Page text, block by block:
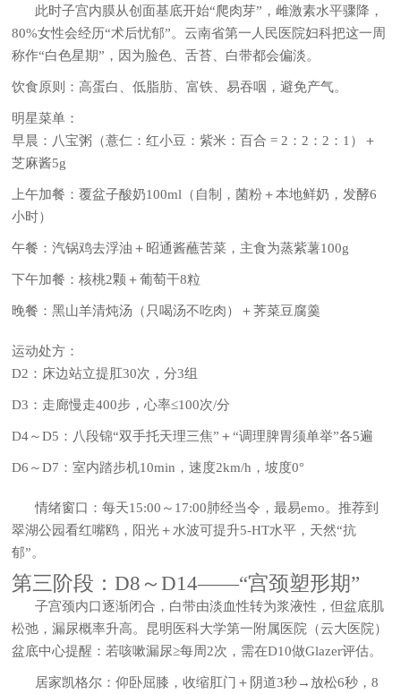
此时子宫内膜从创面基底开始“爬肉芽”，雌激素水平骤降，
80%女性会经历“术后忧郁”。云南省第一人民医院妇科把这一周
称作“白色星期”，因为脸色、舌苔、白带都会偏淡。
饮食原则 ：高蛋白、低脂肪、富铁、易吞咽，避免产气。
明星菜单 ：
早晨：八宝粥（薏仁：红小豆：紫米：百合 = 2：2：2：1）＋
芝麻酱5g
上午加餐：覆盆子酸奶100ml（自制，菌粉＋本地鲜奶，发酵6
小时）
午餐：汽锅鸡去浮油＋昭通酱蘸苦菜，主食为蒸紫薯100g
下午加餐：核桃2颗＋葡萄干8粒
晚餐：黑山羊清炖汤（只喝汤不吃肉）＋荠菜豆腐羹
运动处方 ：
D2：床边站立提肛30次，分3组
D3：走廊慢走400步，心率≤100次/分
D4～D5：八段锦“双手托天理三焦”＋“调理脾胃须单举”各5遍
D6～D7：室内踏步机10min，速度2km/h，坡度0°
情绪窗口：每天15:00～17:00肺经当令，最易emo。推荐到
翠湖公园看红嘴鸥，阳光＋水波可提升5-HT水平，天然“抗
郁”。
第三阶段：D8～D14——“宫颈塑形期”
子宫颈内口逐渐闭合，白带由淡血性转为浆液性，但盆底肌
松弛，漏尿概率升高。昆明医科大学第一附属医院（云大医院）
盆底中心提醒：若咳嗽漏尿≥每周2次，需在D10做Glazer评估。
居家凯格尔 ：仰卧屈膝，收缩肛门＋阴道3秒→放松6秒，8